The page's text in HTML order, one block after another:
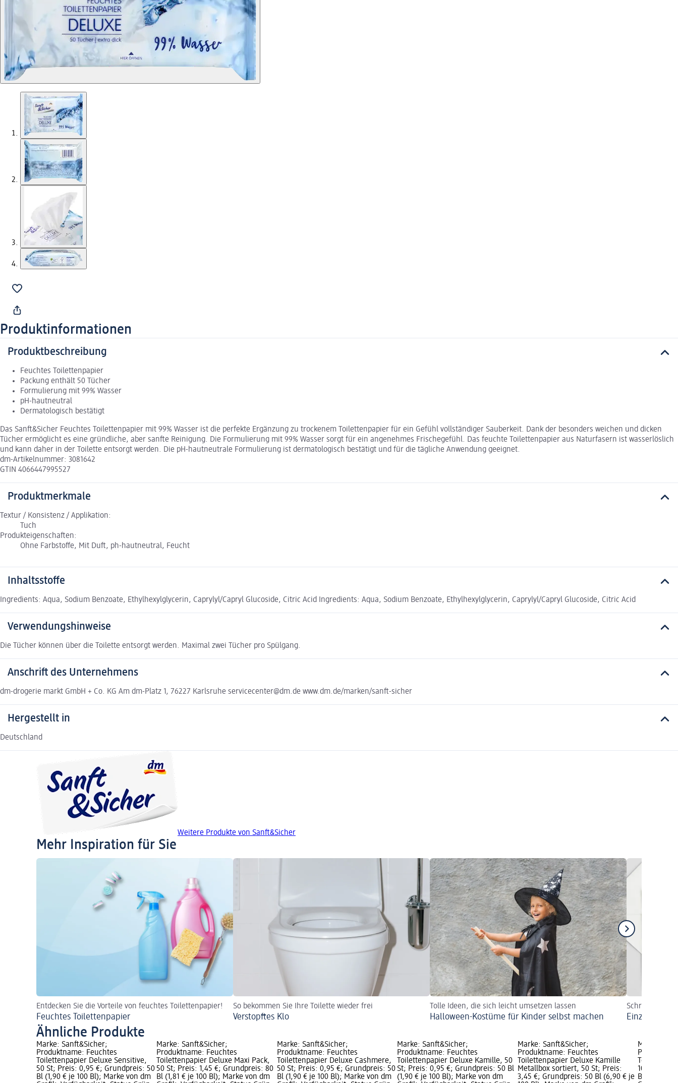
Produktinformationen
Produktbeschreibung
Feuchtes Toilettenpapier
Packung enthält 50 Tücher
Formulierung mit 99% Wasser
pH-hautneutral
Dermatologisch bestätigt
Das Sanft&Sicher Feuchtes Toilettenpapier mit 99% Wasser ist die perfekte Ergänzung zu trockenem Toilettenpapier für ein Gefühl vollständiger Sauberkeit. Dank der besonders weichen und dicken
Tücher ermöglicht es eine gründliche, aber sanfte Reinigung. Die Formulierung mit 99% Wasser sorgt für ein angenehmes Frischegefühl. Das feuchte Toilettenpapier aus Naturfasern ist wasserlöslich
und kann daher in der Toilette entsorgt werden. Die pH-hautneutrale Formulierung ist dermatologisch bestätigt und für die tägliche Anwendung geeignet.
dm-Artikelnummer: 3081642
GTIN 4066447995527
Produktmerkmale
Textur / Konsistenz / Applikation:
Tuch
Produkteigenschaften:
Ohne Farbstoffe, Mit Duft, ph-hautneutral, Feucht
Inhaltsstoffe
Ingredients: Aqua, Sodium Benzoate, Ethylhexylglycerin, Caprylyl/Capryl Glucoside, Citric Acid Ingredients: Aqua, Sodium Benzoate, Ethylhexylglycerin, Caprylyl/Capryl Glucoside, Citric Acid
Verwendungshinweise
Die Tücher können über die Toilette entsorgt werden. Maximal zwei Tücher pro Spülgang.
Anschrift des Unternehmens
dm-drogerie markt GmbH + Co. KG Am dm-Platz 1, 76227 Karlsruhe servicecenter@dm.de www.dm.de/marken/sanft-sicher
Hergestellt in
Deutschland
Weitere Produkte von Sanft&Sicher
Mehr Inspiration für Sie
Entdecken Sie die Vorteile von feuchtes Toilettenpapier!
Feuchtes Toilettenpapier
So bekommen Sie Ihre Toilette wieder frei
Verstopftes Klo
Tolle Ideen, die sich leicht umsetzen lassen
Halloween-Kostüme für Kinder selbst machen
Schritt für
Einzigartige
Ähnliche Produkte
Marke: Sanft&Sicher;
Produktname: Feuchtes
Toilettenpapier Deluxe Sensitive,
50 St; Preis: 0,95 €; Grundpreis: 50
Bl (1,90 € je 100 Bl); Marke von dm
Marke: Sanft&Sicher;
Produktname: Feuchtes
Toilettenpapier Deluxe Maxi Pack,
50 St; Preis: 1,45 €; Grundpreis: 80
Bl (1,81 € je 100 Bl); Marke von dm
Marke: Sanft&Sicher;
Produktname: Feuchtes
Toilettenpapier Deluxe Cashmere,
50 St; Preis: 0,95 €; Grundpreis: 50
Bl (1,90 € je 100 Bl); Marke von dm
Marke: Sanft&Sicher;
Produktname: Feuchtes
Toilettenpapier Deluxe Kamille, 50
St; Preis: 0,95 €; Grundpreis: 50 Bl
(1,90 € je 100 Bl); Marke von dm
Marke: Sanft&Sicher;
Produktname: Feuchtes
Toilettenpapier Deluxe Kamille
Metallbox sortiert, 50 St; Preis:
3,45 €; Grundpreis: 50 Bl (6,90 € je
Marke:
10 St;
Bl (7,50 €